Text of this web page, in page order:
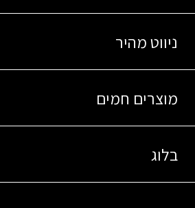
ניווט מהיר
מוצרים חמים
בלוג